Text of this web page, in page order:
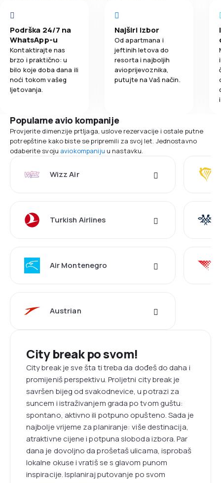
Podrška 24/7 na
WhatsApp-u
Kontaktirajte nas
brzo i praktično: u
bilo koje doba dana ili
noći tokom vašeg
ljetovanja.
Najširi izbor
Od apartmana i
jeftinih letova do
resorta i najboljih
avioprijevoznika,
putujte na Vaš način.
Popularne avio kompanije
Provjerite dimenzije prtljaga, uslove rezervacije i ostale putne
potrepštine kako biste se pripremili za svoj let. Jednostavno
odaberite svoju aviokompaniju u nastavku.
Wizz Air
Turkish Airlines
Air Montenegro
Austrian
City break po svom!
City break je sve šta ti treba da dođeš do daha i
promijeniš perspektivu. Proljetni city break je
savršen bijeg od svakodnevice, u potrazi za
suncem i istraživanjem grada po tvom guštu:
spontano, aktivno ili potpuno opušteno. Sada je
najbolje vrijeme za planiranje: više destinacija,
atraktivne cijene i potpuna sloboda izbora. Par
dana je dovoljno da prošetaš ulicama, isprobaš
lokalne okuse i vratiš se s glavom punom
inspiracije. Isplaniraj putovanje po svom